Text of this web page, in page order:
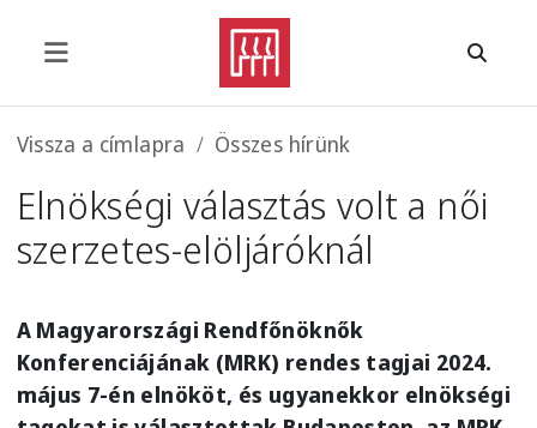
Morzsa
Vissza a címlapra Összes hírünk
Elnökségi választás volt a női
szerzetes-elöljáróknál
A Magyarországi Rendfőnöknők
Konferenciájának (MRK) rendes tagjai 2024.
május 7-én elnököt, és ugyanekkor elnökségi